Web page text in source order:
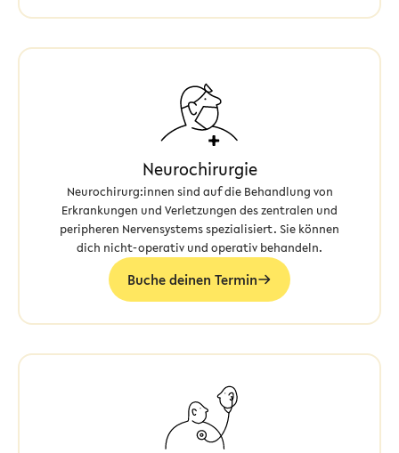
Neurochirurgie
Neurochirurg:innen sind auf die Behandlung von
Erkrankungen und Verletzungen des zentralen und
peripheren Nervensystems spezialisiert. Sie können
dich nicht-operativ und operativ behandeln.
Buche deinen Termin